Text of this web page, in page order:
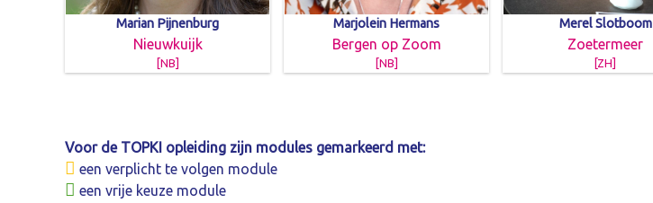
Marian Pijnenburg
Nieuwkuijk
[NB]
Marjolein Hermans
Bergen op Zoom
[NB]
Merel Slotboom
Zoetermeer
[ZH]
Voor de TOPKI opleiding zijn modules gemarkeerd met:
een verplicht te volgen module
een vrije keuze module